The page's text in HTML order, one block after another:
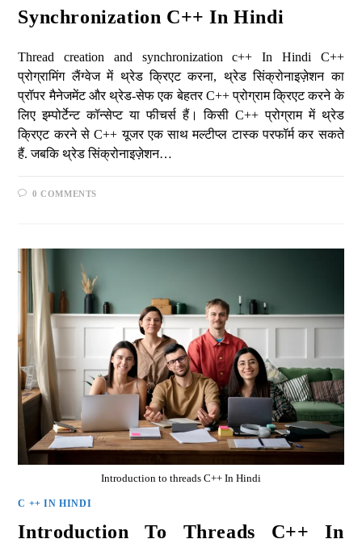
Synchronization C++ In Hindi
Thread creation and synchronization c++ In Hindi C++
प्रोग्रामिंग लैंग्वेज में थ्रेड क्रिएट करना, थ्रेड सिंक्रोनाइज़ेशन का
प्रॉपर मैनेजमेंट और थ्रेड-सेफ एक बेहतर C++ प्रोग्राम क्रिएट करने के
लिए इम्पोर्टेन्ट कॉन्सेप्ट या फीचर्स हैं। किसी C++ प्रोग्राम में थ्रेड
क्रिएट करने से C++ यूजर एक साथ मल्टीप्ल टास्क परफॉर्म कर सकते
हैं. जबकि थ्रेड सिंक्रोनाइज़ेशन…
0 COMMENTS
Introduction to threads C++ In Hindi
C ++ IN HINDI
Introduction To Threads C++ In